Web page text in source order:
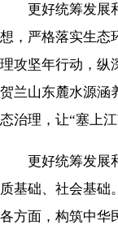
更好统筹发展和
想，严格落实生态
理攻坚年行动，纵
贺兰山东麓水源涵
态治理，让“塞上江
更好统筹发展和
质基础、社会基础
各方面，构筑中华